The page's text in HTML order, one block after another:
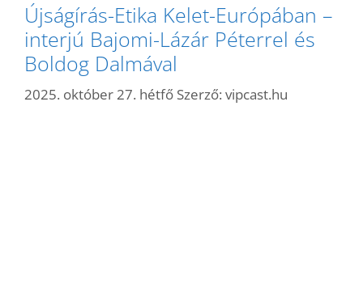
Újságírás-Etika Kelet-Európában –
interjú Bajomi-Lázár Péterrel és
Boldog Dalmával
2025. október 27. hétfő Szerző: vipcast.hu